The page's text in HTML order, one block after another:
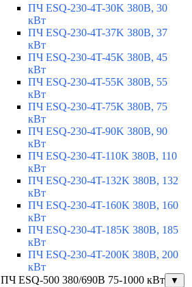
ПЧ ESQ-230-4T-30K 380В, 30
кВт
ПЧ ESQ-230-4T-37K 380В, 37
кВт
ПЧ ESQ-230-4T-45K 380В, 45
кВт
ПЧ ESQ-230-4T-55K 380В, 55
кВт
ПЧ ESQ-230-4T-75K 380В, 75
кВт
ПЧ ESQ-230-4T-90K 380В, 90
кВт
ПЧ ESQ-230-4T-110K 380В, 110
кВт
ПЧ ESQ-230-4T-132K 380В, 132
кВт
ПЧ ESQ-230-4T-160K 380В, 160
кВт
ПЧ ESQ-230-4T-185K 380В, 185
кВт
ПЧ ESQ-230-4T-200K 380В, 200
кВт
ПЧ ESQ-500 380/690В 75-1000 кВт
▼